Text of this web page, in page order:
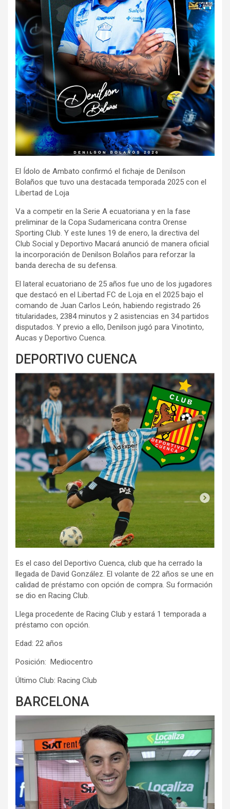
El Ídolo de Ambato confirmó el fichaje de Denilson
Bolaños que tuvo una destacada temporada 2025 con el
Libertad de Loja
Va a competir en la Serie A ecuatoriana y en la fase
preliminar de la Copa Sudamericana contra Orense
Sporting Club. Y este lunes 19 de enero, la directiva del
Club Social y Deportivo Macará anunció de manera oficial
la incorporación de Denilson Bolaños para reforzar la
banda derecha de su defensa.
El lateral ecuatoriano de 25 años fue uno de los jugadores
que destacó en el Libertad FC de Loja en el 2025 bajo el
comando de Juan Carlos León, habiendo registrado 26
titularidades, 2384 minutos y 2 asistencias en 34 partidos
disputados. Y previo a ello, Denilson jugó para Vinotinto,
Aucas y Deportivo Cuenca.
DEPORTIVO CUENCA
Es el caso del Deportivo Cuenca, club que ha cerrado la
llegada de David González. El volante de 22 años se une en
calidad de préstamo con opción de compra. Su formación
se dio en Racing Club.
Llega procedente de Racing Club y estará 1 temporada a
préstamo con opción.
Edad: 22 años
Posición: Mediocentro
Último Club: Racing Club
BARCELONA